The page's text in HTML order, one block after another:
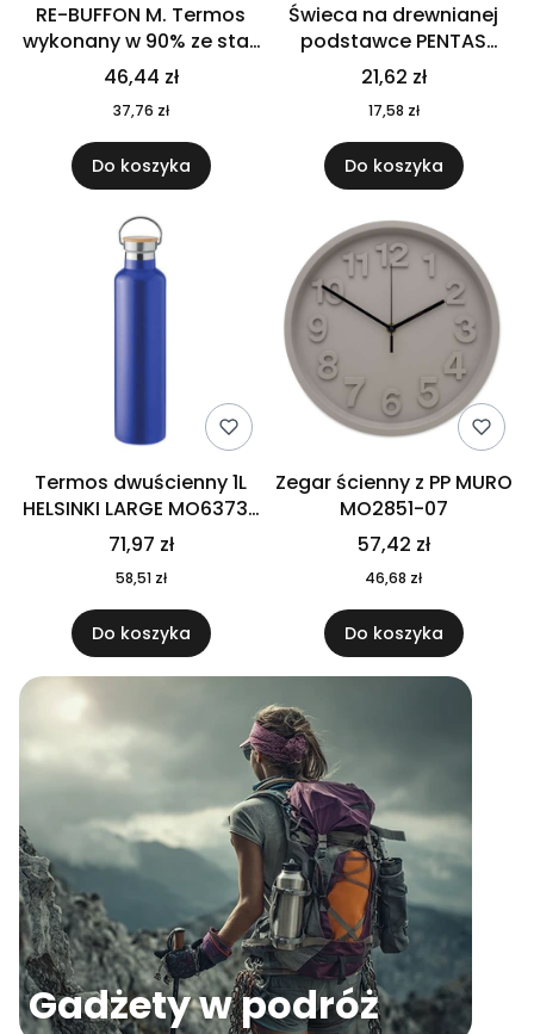
RE-BUFFON M. Termos
wykonany w 90% ze stali
nierdzewnej
pochodzącej z
recyklingu 520 ml 94294
46,44 zł
37,76 zł
Do koszyka
Świeca na drewnianej
podstawce PENTAS
MO6282-40
21,62 zł
17,58 zł
Do koszyka
Termos dwuścienny 1L
HELSINKI LARGE MO6373-
04
71,97 zł
58,51 zł
Do koszyka
Zegar ścienny z PP MURO
MO2851-07
57,42 zł
46,68 zł
Do koszyka
Gadżety w podróż